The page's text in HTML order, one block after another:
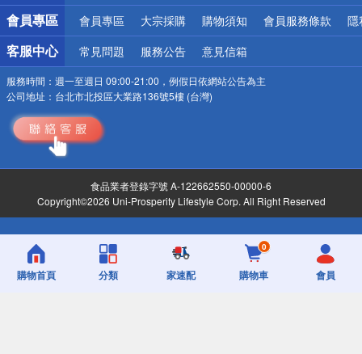
會員專區 會員專區 大宗採購 購物須知 會員服務條款 隱
客服中心 常見問題 服務公告 意見信箱
服務時間： 週一至週日 09:00-21:00，例假日依網站公告為主
公司地址： 台北市北投區大業路136號5樓 (台灣)
食品業者登錄字號 A-122662550-00000-6
Copyright©2026 Uni-Prosperity Lifestyle Corp. All Right Reserved
購物首頁 分類 家速配
0
購物車 會員